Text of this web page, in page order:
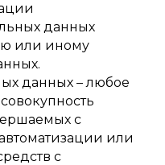
данных
или иному
данных – любое
с
или
с